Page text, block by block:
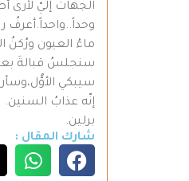
الجهات إليّ ﻷرى
ماءُ العيون ورُكنُ
سنجلسُ قبالةَ
سيبكي
إنّه عذابُ السنين.
برلين.
شارك المقال :